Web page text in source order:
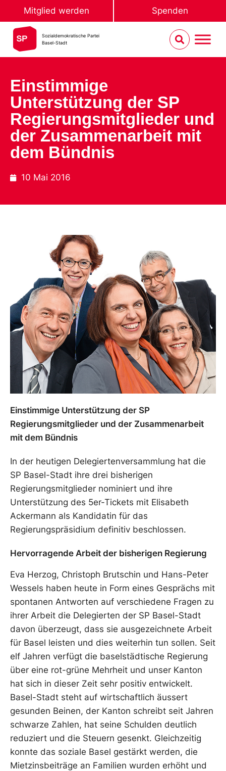
Mitglied werden Spenden
Sozialdemokratische Partei
Basel-Stadt
Einstimmige
Unterstützung der SP
Regierungsmitglieder und
der Zusammenarbeit mit
dem Bündnis
10 Mai 2016
Einstimmige Unterstützung der SP
Regierungsmitglieder und der Zusammenarbeit
mit dem Bündnis
In der heutigen Delegiertenversammlung hat die
SP Basel-Stadt ihre drei bisherigen
Regierungsmitglieder nominiert und ihre
Unterstützung des 5er-Tickets mit Elisabeth
Ackermann als Kandidatin für das
Regierungspräsidium definitiv beschlossen.
Hervorragende Arbeit der bisherigen Regierung
Eva Herzog, Christoph Brutschin und Hans-Peter
Wessels haben heute in Form eines Gesprächs mit
spontanen Antworten auf verschiedene Fragen zu
ihrer Arbeit die Delegierten der SP Basel-Stadt
davon überzeugt, dass sie ausgezeichnete Arbeit
für Basel leisten und dies weiterhin tun sollen. Seit
elf Jahren verfügt die baselstädtische Regierung
über eine rot-grüne Mehrheit und unser Kanton
hat sich in dieser Zeit sehr positiv entwickelt.
Basel-Stadt steht auf wirtschaftlich äussert
gesunden Beinen, der Kanton schreibt seit Jahren
schwarze Zahlen, hat seine Schulden deutlich
reduziert und die Steuern gesenkt. Gleichzeitig
konnte das soziale Basel gestärkt werden, die
Mietzinsbeiträge an Familien wurden erhöht und